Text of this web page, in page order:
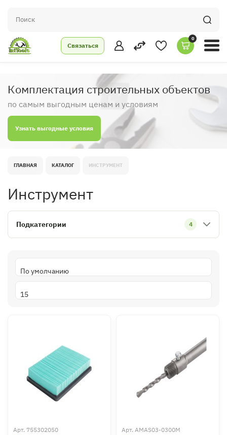
Связаться
0
Комплектация строительных объектов
по самым выгодным ценам и условиям
Узнать выгодные условия
ГЛАВНАЯ КАТАЛОГ ИНСТРУМЕНТ
Инструмент
Подкатегории 4
Арт. 755302050 Арт. AMAS03-0300M